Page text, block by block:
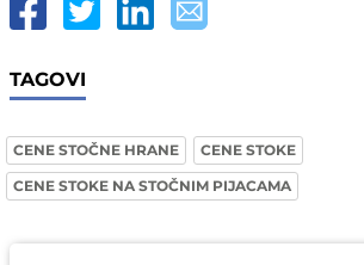
TAGOVI
CENE STOČNE HRANE
CENE STOKE
CENE STOKE NA STOČNIM PIJACAMA